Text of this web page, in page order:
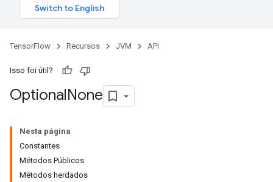
TensorFlow Recursos JVM API
Isso foi útil?
OptionalNone
Nesta página
Constantes
Métodos Públicos
Métodos herdados